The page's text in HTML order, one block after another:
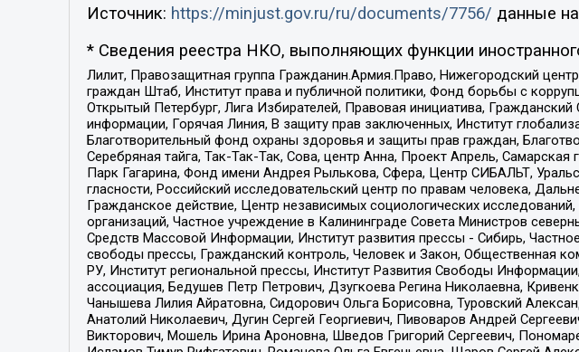
Источник: https://minjust.gov.ru/ru/documents/7756/ данные на
* Сведения реестра НКО, выполняющих функции
Лилит, Правозащитная группа Гражданин.Армия.Право, Нижегородский
граждан Штаб, Институт права и публичной политики, Фонд борьбы с
Открытый Петербург, Лига Избирателей, Правовая инициатива,
информации, Горячая Линия, В защиту прав заключенных, Институт
Благотворительный фонд охраны здоровья и защиты прав граждан,
Серебряная тайга, Так-Так-Так, Сова, центр Анна, Проект Апрель,
Парк Гагарина, Фонд имени Андрея Рылькова, Сфера, Центр СИБАЛЬТ,
гласности, Российский исследовательский центр по правам человека,
Гражданское действие, Центр независимых социологических
организаций, Частное учреждение в Калининграде Совета Министров
Средств Массовой Информации, Институт развития прессы - Сибирь,
свободы прессы, Гражданский контроль, Человек и Закон, Общественная
РУ, Институт региональной прессы, Институт Развития Свободы
ассоциация, Бедушев Петр Петрович, Дзугкоева Регина Николаевна,
Чанышева Лилия Айратовна, Сидорович Ольга Борисовна, Туровский
Анатолий Николаевич, Дугин Сергей Георгиевич, Пивоваров Андрей
Викторович, Мошель Ирина Ароновна, Шведов Григорий Сергеевич,